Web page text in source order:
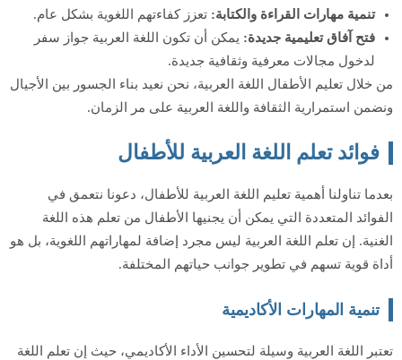
تنمية مهارات القراءة والكتابة: تعزز كفاءتهم اللغوية بشكل عام.
فتح آفاق تعليمية جديدة: يمكن أن تكون اللغة العربية جواز سفر
لدخول مجالات معرفية وثقافية جديدة.
من خلال تعليم الأطفال اللغة العربية، نحن نعيد بناء الجسور بين الأجيال
ونضمن استمرارية الثقافة واللغة العربية على مر الزمان.
فوائد تعلم اللغة العربية للأطفال
بعدما تناولنا أهمية تعليم اللغة العربية للأطفال، دعونا نتعمق في
الفوائد المتعددة التي يمكن أن يجنيها الأطفال من تعلم هذه اللغة
الغنية. إن تعلم اللغة العربية ليس مجرد إضافة لمهاراتهم اللغوية، بل هو
أداة قوية تسهم في تطوير جوانب حياتهم المختلفة.
تنمية المهارات الأكاديمية
تعتبر اللغة العربية وسيلة لتحسين الأداء الأكاديمي، حيث إن تعلم اللغة